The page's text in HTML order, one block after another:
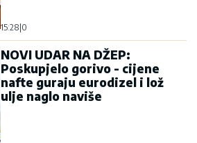
15:28 0
NOVI UDAR NA DŽEP:
Poskupjelo gorivo - cijene
nafte guraju eurodizel i lož
ulje naglo naviše